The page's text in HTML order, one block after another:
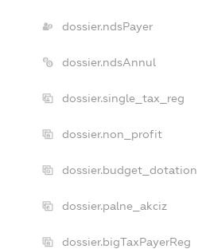
dossier.ndsPayer
dossier.ndsAnnul
dossier.single_tax_reg
dossier.non_profit
dossier.budget_dotation
dossier.palne_akciz
dossier.bigTaxPayerReg